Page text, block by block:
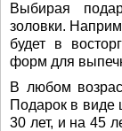
Выбирая
золовки.
будет в
форм для
В любом
Подарок в виде
30 лет, и на 45